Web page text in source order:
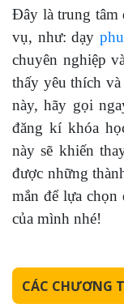
Đây là trung tâm
vụ, như: dạy
chuyên nghiệp
thấy yêu thích
này, hãy gọi
đăng kí khóa
này sẽ khiến
được những
mắn để lựa
của mình nhé!
CÁC CHƯƠNG